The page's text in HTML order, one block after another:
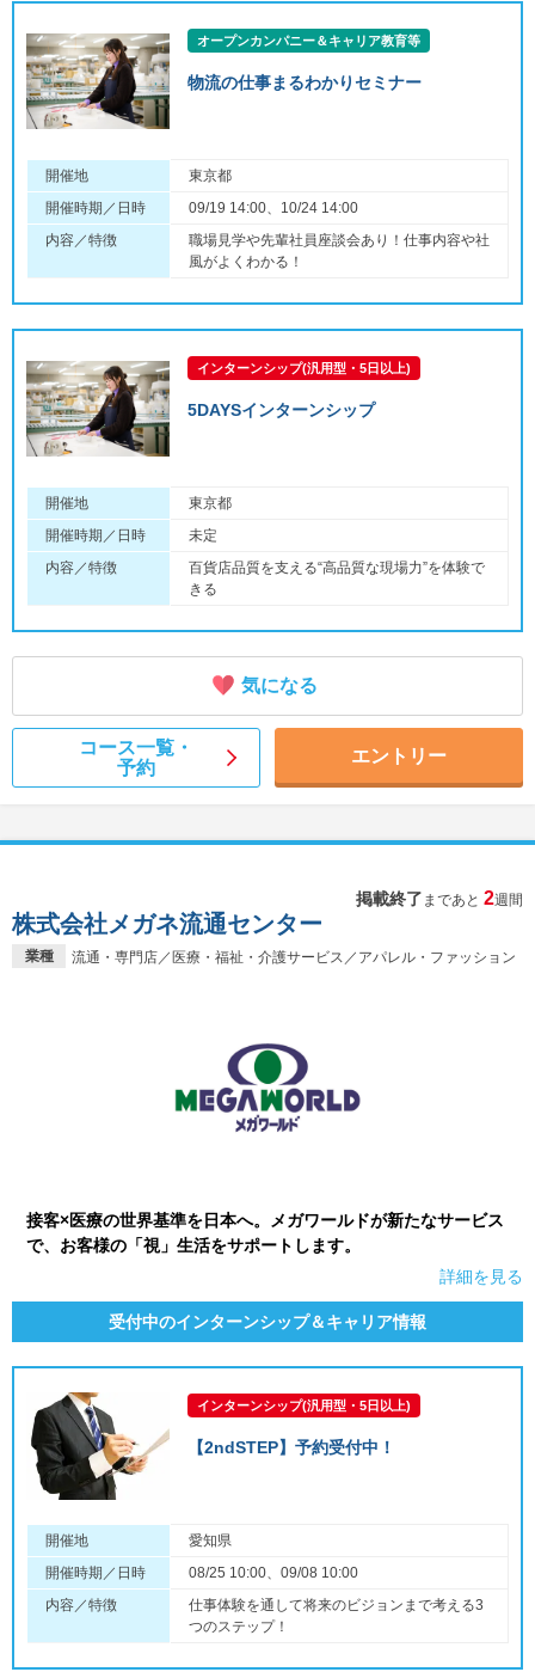
オープンカンパニー＆キャリア教育等
物流の仕事まるわかりセミナー
開催地
東京都
開催時期／日時
09/19 14:00、10/24 14:00
内容／特徴
職場見学や先輩社員座談会あり！仕事内容や社
風がよくわかる！
インターンシップ(汎用型・5日以上)
5DAYSインターンシップ
開催地
東京都
開催時期／日時
未定
内容／特徴
百貨店品質を支える“高品質な現場力”を体験で
きる
気になる
コース一覧・
予約
エントリー
掲載終了 まであと 2週間
業種 流通・専門店／医療・福祉・介護サービス／アパレル・ファッション
株式会社メガネ流通センター
接客×医療の世界基準を日本へ。メガワールドが新たなサービス
で、お客様の「視」生活をサポートします。
詳細を見る
受付中のインターンシップ＆キャリア情報
インターンシップ(汎用型・5日以上)
【2ndSTEP】予約受付中！
開催地
愛知県
開催時期／日時
08/25 10:00、09/08 10:00
内容／特徴
仕事体験を通して将来のビジョンまで考える3
つのステップ！